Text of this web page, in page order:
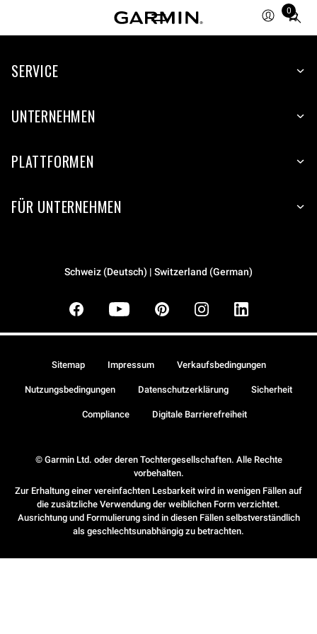
0
Total
items
cart:
SERVICE
UNTERNEHMEN
PLATTFORMEN
FÜR UNTERNEHMEN
Schweiz (Deutsch) | Switzerland (German)
© Garmin Ltd. oder deren Tochtergesellschaften. Alle Rechte
vorbehalten.
Zur Erhaltung einer vereinfachten Lesbarkeit wird in wenigen Fällen auf
die zusätzliche Verwendung der weiblichen Form verzichtet.
Ausrichtung und Formulierung sind in diesen Fällen selbstverständlich
als geschlechtsunabhängig zu betrachten.
Sitemap Impressum Verkaufsbedingungen
Nutzungsbedingungen Datenschutzerklärung Sicherheit
Compliance Digitale Barrierefreiheit